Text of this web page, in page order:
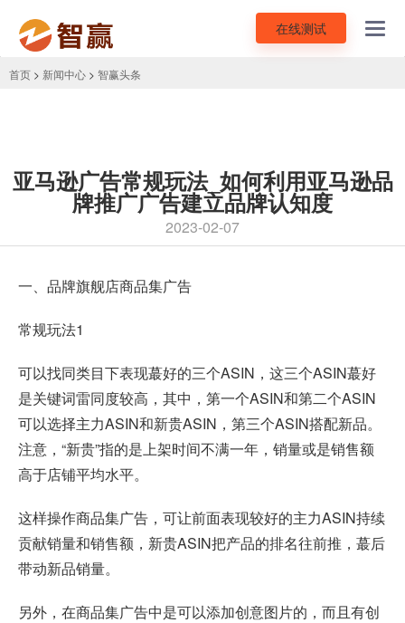
在线测试
首页 > 新闻中心 > 智赢头条
亚马逊广告常规玩法_如何利用亚马逊品
牌推广广告建立品牌认知度
2023-02-07
一、品牌旗舰店商品集广告
常规玩法1
可以找同类目下表现蕞好的三个ASIN，这三个ASIN蕞好
是关键词雷同度较高，其中，第一个ASIN和第二个ASIN
可以选择主力ASIN和新贵ASIN，第三个ASIN搭配新品。
注意，“新贵”指的是上架时间不满一年，销量或是销售额
高于店铺平均水平。
这样操作商品集广告，可让前面表现较好的主力ASIN持续
贡献销量和销售额，新贵ASIN把产品的排名往前推，蕞后
带动新品销量。
另外，在商品集广告中是可以添加创意图片的，而且有创